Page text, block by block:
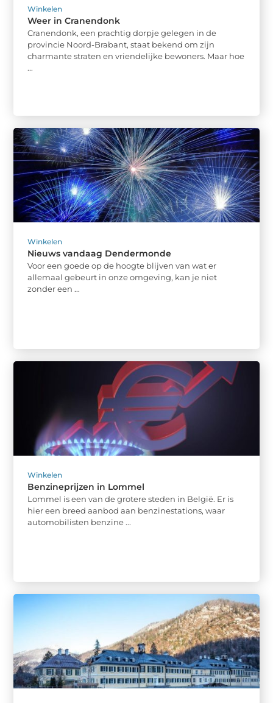
Winkelen
Weer in Cranendonk
Cranendonk, een prachtig dorpje gelegen in de
provincie Noord-Brabant, staat bekend om zijn
charmante straten en vriendelijke bewoners. Maar hoe
...
Winkelen
Nieuws vandaag Dendermonde
Voor een goede op de hoogte blijven van wat er
allemaal gebeurt in onze omgeving, kan je niet
zonder een ...
Winkelen
Benzineprijzen in Lommel
Lommel is een van de grotere steden in België. Er is
hier een breed aanbod aan benzinestations, waar
automobilisten benzine ...